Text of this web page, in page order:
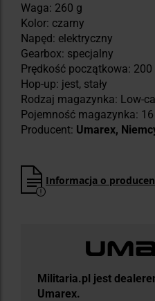
Waga: 260 g
Kolor: czarny
Napęd: elektryczny
Gearbox: specjalny
Prędkość początkowa: 200
Hop-up: jest, stały
Rodzaj magazynka: Low-
Pojemność magazynka:
Producent: Umarex,
Informacja o
Militaria.pl jest
Umarex.